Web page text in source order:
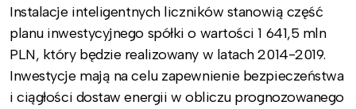
Instalacje inteligentnych liczników stanowią część
planu inwestycyjnego spółki o wartości 1 641,5 mln
PLN, który będzie realizowany w latach 2014-2019.
Inwestycje mają na celu zapewnienie bezpieczeństwa
i ciągłości dostaw energii w obliczu prognozowanego